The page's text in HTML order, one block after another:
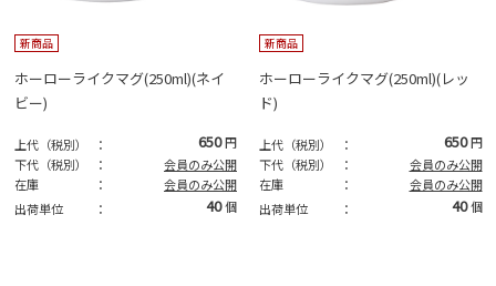
新商品
ホーローライクマグ(250ml)(ネイ
ビー)
上代（税別） ： 650円
下代（税別）
：
会員のみ公開
在庫
：
会員のみ公開
出荷単位
： 40個
新商品
ホーローライクマグ(250ml)(レッ
ド)
上代（税別） ： 650 円
下代（税別）
：
会員のみ公開
在庫
：
会員のみ公開
出荷単位
： 40 個